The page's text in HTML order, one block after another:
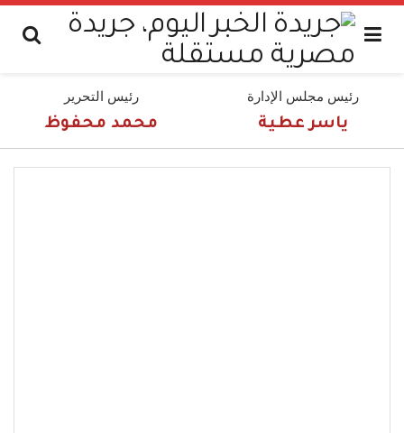
رئيس مجلس الإدارة
ياسر عطية
رئيس التحرير
محمد محفوظ